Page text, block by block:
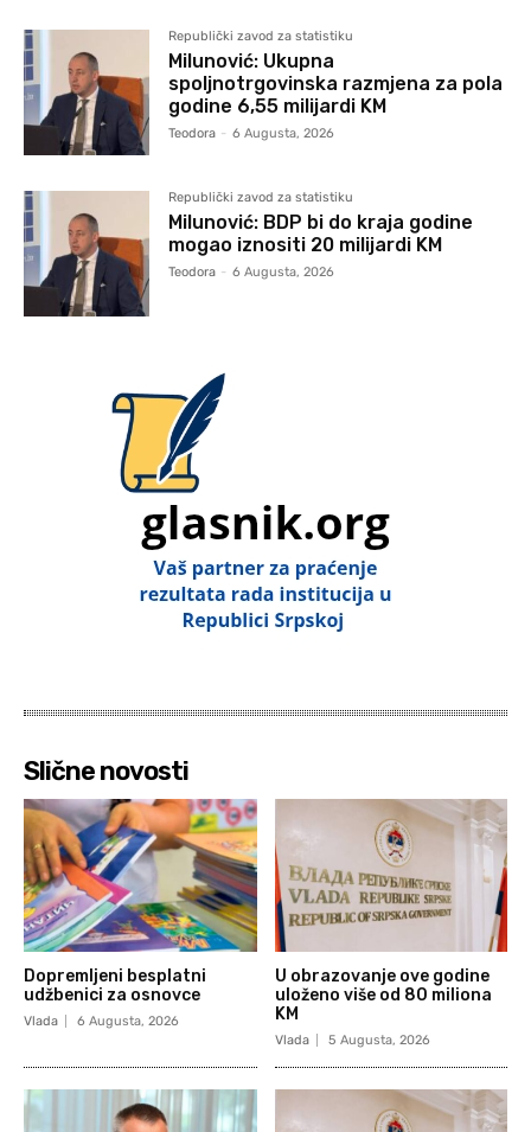
Republički zavod za statistiku
Milunović: Ukupna
spoljnotrgovinska razmjena za pola
godine 6,55 milijardi KM
Teodora - 6 Augusta, 2026
Republički zavod za statistiku
Milunović: BDP bi do kraja godine
mogao iznositi 20 milijardi KM
Teodora - 6 Augusta, 2026
Slične novosti
Dopremljeni besplatni
udžbenici za osnovce
Vlada 6 Augusta, 2026
U obrazovanje ove godine
uloženo više od 80 miliona
KM
Vlada 5 Augusta, 2026